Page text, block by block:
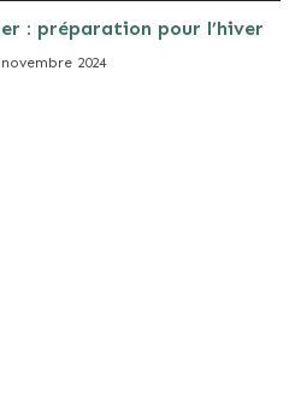
: préparation pour l’hiver
novembre 2024